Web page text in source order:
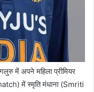
में अपने महिला प्रीमियर
में स्मृति मंधाना (Smriti